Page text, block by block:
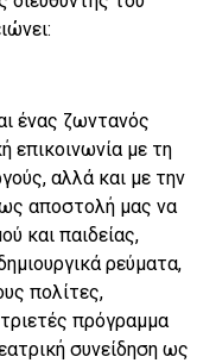
ένας ζωντανός
επικοινωνία με τη
αλλά και με την
ως αποστολή μας να
και παιδείας,
ρεύματα,
πολίτες,
πρόγραμμα
συνείδηση ως